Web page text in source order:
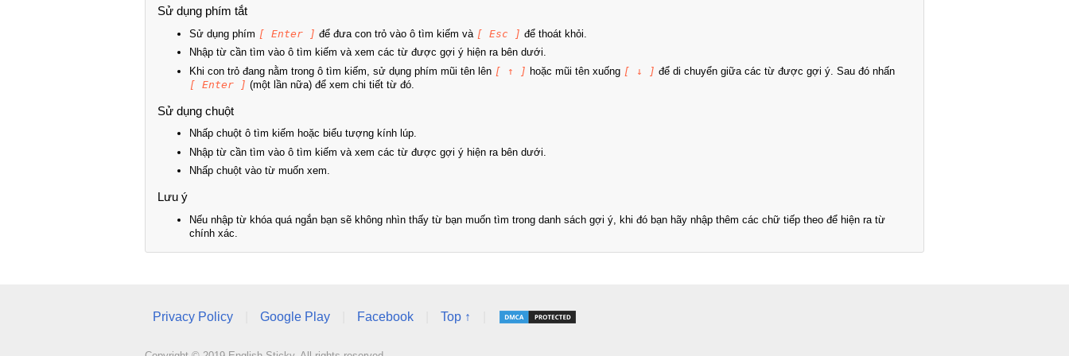
Sử dụng phím tắt
Sử dụng phím [ Enter ] để đưa con trỏ vào ô tìm kiếm và [ Esc ] để thoát khỏi.
Nhập từ cần tìm vào ô tìm kiếm và xem các từ được gợi ý hiện ra bên dưới.
Khi con trỏ đang nằm trong ô tìm kiếm, sử dụng phím mũi tên lên [ ↑ ] hoặc mũi tên xuống [ ↓ ] để di chuyển giữa các từ được gợi ý. Sau đó nhấn
[ Enter ] (một lần nữa) để xem chi tiết từ đó.
Sử dụng chuột
Nhấp chuột ô tìm kiếm hoặc biểu tượng kính lúp.
Nhập từ cần tìm vào ô tìm kiếm và xem các từ được gợi ý hiện ra bên dưới.
Nhấp chuột vào từ muốn xem.
Lưu ý
Nếu nhập từ khóa quá ngắn bạn sẽ không nhìn thấy từ bạn muốn tìm trong danh sách gợi ý, khi đó bạn hãy nhập thêm các chữ tiếp theo để hiện ra từ
chính xác.
Privacy Policy Google Play Facebook Top ↑